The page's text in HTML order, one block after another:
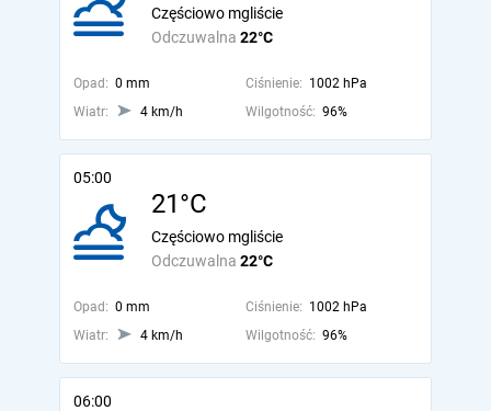
Odczuwalna 22°C
Częściowo mgliście
Opad: 0 mm Ciśnienie: 1002 hPa
Wiatr:
4 km/h Wilgotność: 96%
05:00
21°C
Odczuwalna 22°C
Częściowo mgliście
Opad: 0 mm Ciśnienie: 1002 hPa
Wiatr:
4 km/h Wilgotność: 96%
06:00